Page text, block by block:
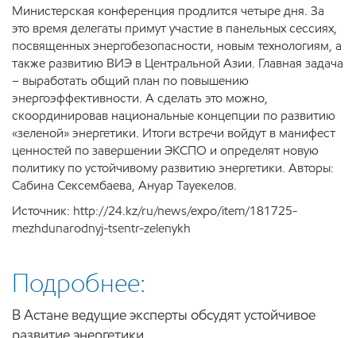
Министерская конференция продлится четыре дня. За
это время делегаты примут участие в панельных сессиях,
посвященных энергобезопасности, новым технологиям, а
также развитию ВИЭ в Центральной Азии. Главная задача
– выработать общий план по повышению
энергоэффективности. А сделать это можно,
скоординировав национальные концепции по развитию
«зеленой» энергетики. Итоги встречи войдут в манифест
ценностей по завершении ЭКСПО и определят новую
политику по устойчивому развитию энергетики. Авторы:
Сабина Сексембаева, Ануар Тауекелов.
Источник: http://24.kz/ru/news/expo/item/181725-
mezhdunarodnyj-tsentr-zelenykh
Подробнее:
В Астане ведущие эксперты обсудят устойчивое
развитие энергетики